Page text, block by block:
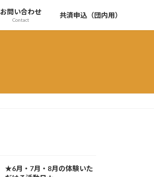
お問い合わせ
Contact
共済申込（団内用）
★6月・7月・8月の体験いた